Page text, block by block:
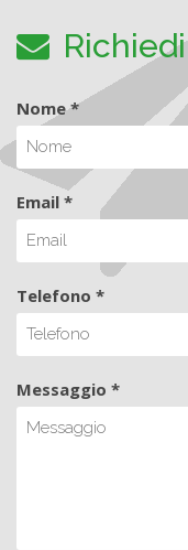
Nome *
Email *
Telefono *
Messaggio *